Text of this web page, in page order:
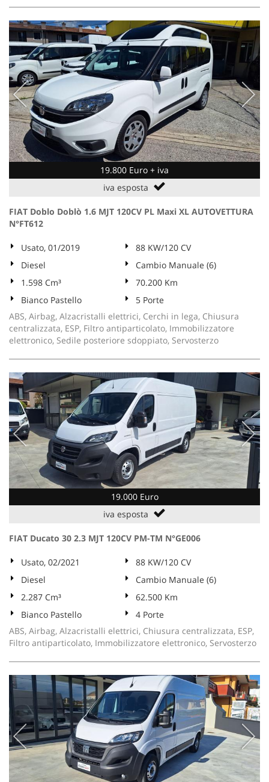
19.800 Euro + iva
iva esposta
FIAT Doblo Doblò 1.6 MJT 120CV PL Maxi XL AUTOVETTURA
N°FT612
Usato, 01/2019
88 KW/120 CV
Diesel
Cambio Manuale (6)
1.598 Cm³
70.200 Km
Bianco Pastello
5 Porte
ABS, Airbag, Alzacristalli elettrici, Cerchi in lega, Chiusura
centralizzata, ESP, Filtro antiparticolato, Immobilizzatore
elettronico, Sedile posteriore sdoppiato, Servosterzo
19.000 Euro
iva esposta
FIAT Ducato 30 2.3 MJT 120CV PM-TM N°GE006
Usato, 02/2021
88 KW/120 CV
Diesel
Cambio Manuale (6)
2.287 Cm³
62.500 Km
Bianco Pastello
4 Porte
ABS, Airbag, Alzacristalli elettrici, Chiusura centralizzata, ESP,
Filtro antiparticolato, Immobilizzatore elettronico, Servosterzo